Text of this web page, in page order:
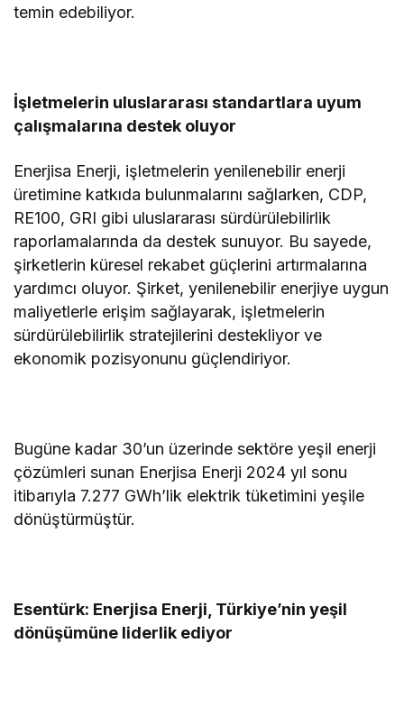
temin edebiliyor.
İşletmelerin uluslararası standartlara uyum
çalışmalarına destek oluyor
Enerjisa Enerji, işletmelerin yenilenebilir enerji
üretimine katkıda bulunmalarını sağlarken, CDP,
RE100, GRI gibi uluslararası sürdürülebilirlik
raporlamalarında da destek sunuyor. Bu sayede,
şirketlerin küresel rekabet güçlerini artırmalarına
yardımcı oluyor. Şirket, yenilenebilir enerjiye uygun
maliyetlerle erişim sağlayarak, işletmelerin
sürdürülebilirlik stratejilerini destekliyor ve
ekonomik pozisyonunu güçlendiriyor.
Bugüne kadar 30’un üzerinde sektöre yeşil enerji
çözümleri sunan Enerjisa Enerji 2024 yıl sonu
itibarıyla 7.277 GWh’lik elektrik tüketimini yeşile
dönüştürmüştür.
Esentürk: Enerjisa Enerji, Türkiye’nin yeşil
dönüşümüne liderlik ediyor